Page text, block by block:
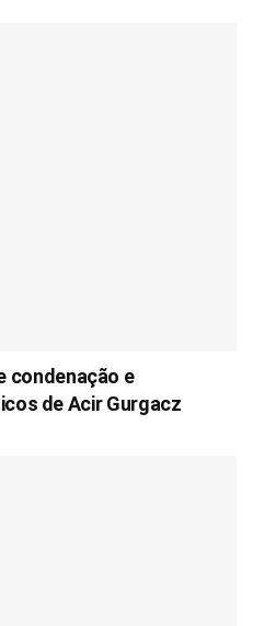
condenação e
de Acir Gurgacz